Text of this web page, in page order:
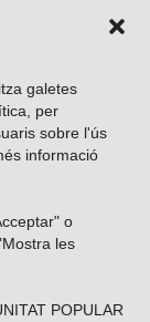
galetes
per
sobre l'ús
informació
o
les
POPULAR